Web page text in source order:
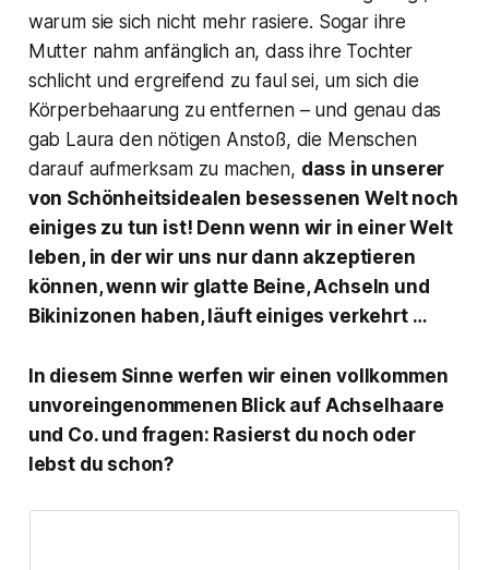
warum sie sich nicht mehr rasiere. Sogar ihre
Mutter nahm anfänglich an, dass ihre Tochter
schlicht und ergreifend zu faul sei, um sich die
Körperbehaarung zu entfernen – und genau das
gab Laura den nötigen Anstoß, die Menschen
darauf aufmerksam zu machen, dass in unserer
von Schönheitsidealen besessenen Welt noch
einiges zu tun ist! Denn wenn wir in einer Welt
leben, in der wir uns nur dann akzeptieren
können, wenn wir glatte Beine, Achseln und
Bikinizonen haben, läuft einiges verkehrt …
In diesem Sinne werfen wir einen vollkommen
unvoreingenommenen Blick auf Achselhaare
und Co. und fragen: Rasierst du noch oder
lebst du schon?